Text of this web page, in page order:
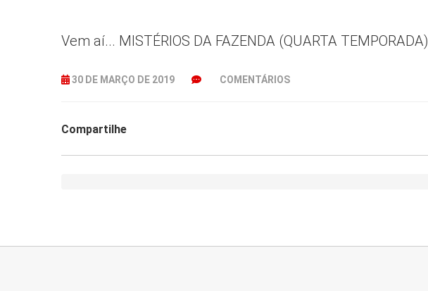
Vem aí... MISTÉRIOS DA FAZENDA (QUARTA TEMPORADA)
30 DE MARÇO DE 2019 COMENTÁRIOS
Compartilhe